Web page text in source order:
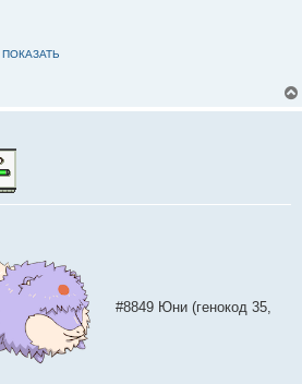
ПОКАЗАТЬ
#8849 Юни (генокод 35,